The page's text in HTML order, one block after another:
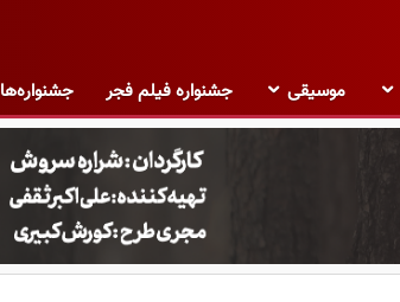
موسیقی جشنواره فیلم فجر جشنواره‌ها